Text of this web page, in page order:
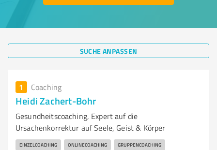
SUCHE ANPASSEN
1 Coaching
Heidi Zachert-Bohr
Gesundheitscoaching, Expert auf die
Ursachenkorrektur auf Seele, Geist & Körper
EINZELCOACHING ONLINECOACHING GRUPPENCOACHING